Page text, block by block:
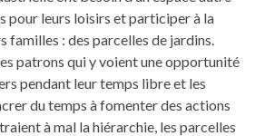
pour leurs loisirs et participer à la
familles : des parcelles de jardins.
patrons qui y voient une opportunité
pendant leur temps libre et les
du temps à fomenter des actions
à mal la hiérarchie, les parcelles